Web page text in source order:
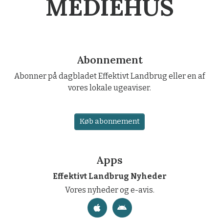
MEDIEHUS
Abonnement
Abonner på dagbladet Effektivt Landbrug eller en af
vores lokale ugeaviser.
Køb abonnement
Apps
Effektivt Landbrug Nyheder
Vores nyheder og e-avis.